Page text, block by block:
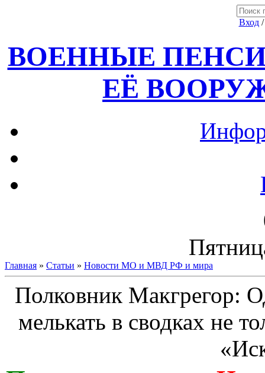
Вход
ВОЕННЫЕ
ЕЁ
Главная » Статьи » Новости МО и МВД РФ и мира
Полковник Макгрегор:
мелькать в сводках не